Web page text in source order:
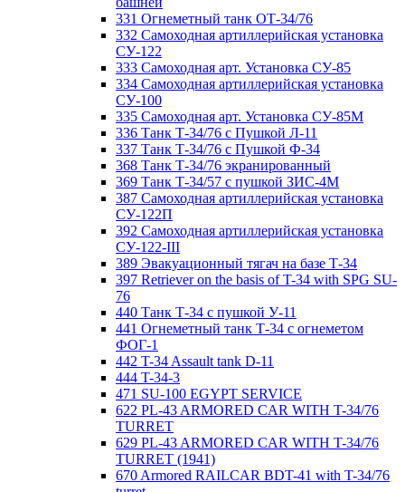
331 Огнеметный танк ОТ-34/76
332 Самоходная артиллерийская установка
СУ-122
333 Самоходная арт. Установка СУ-85
334 Самоходная артиллерийская установка
СУ-100
335 Самоходная арт. Установка СУ-85М
336 Танк Т-34/76 с Пушкой Л-11
337 Танк Т-34/76 с Пушкой Ф-34
368 Танк Т-34/76 экранированный
369 Танк Т-34/57 с пушкой ЗИС-4М
387 Самоходная артиллерийская установка
СУ-122П
392 Самоходная артиллерийская установка
СУ-122-III
389 Эвакуационный тягач на базе Т-34
397 Retriever on the basis of T-34 with SPG SU-
76
440 Танк Т-34 с пушкой У-11
441 Огнеметный танк Т-34 с огнеметом
ФОГ-1
442 T-34 Assault tank D-11
444 T-34-3
471 SU-100 EGYPT SERVICE
622 PL-43 ARMORED CAR WITH T-34/76
TURRET
629 PL-43 ARMORED CAR WITH T-34/76
TURRET (1941)
670 Armored RAILCAR BDT-41 with T-34/76